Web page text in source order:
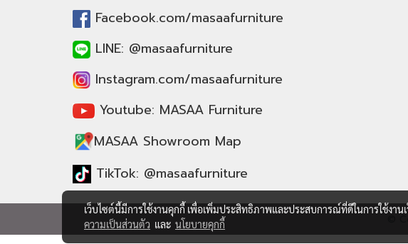
Facebook.com/masaafurniture
LINE: @masaafurniture
Instagram.com/masaafurniture
Youtube: MASAA Furniture
MASAA Showroom Map
TikTok: @masaafurniture
เว็บไซต์นี้มีการใช้งานคุกกี้ เพื่อเพิ่มประสิทธิภาพและประสบการณ์ที่ดีในการใช้งา
ความเป็นส่วนตัว และ นโยบายคุกกี้